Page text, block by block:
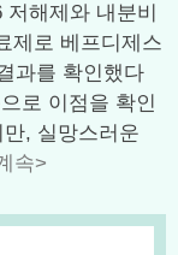
해제와 내분비
제로 베프디제스
과를 확인했다
로 이점을 확인
, 실망스러운
속>